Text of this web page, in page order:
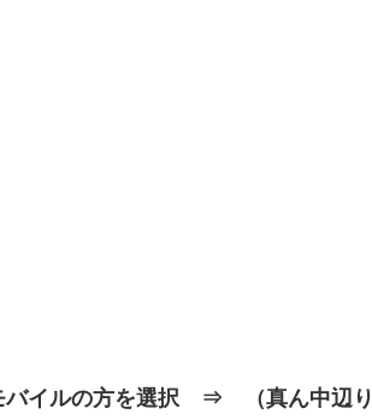
イルの方を選択 ⇒ （真ん中辺り